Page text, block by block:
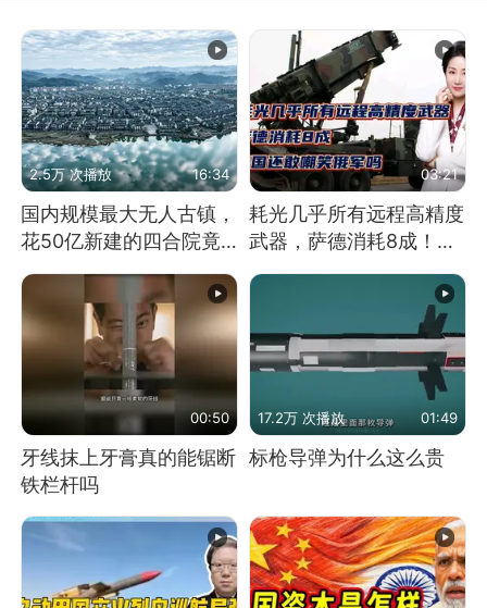
2.5万 次播放 16:34
国内规模最大无人古镇，
花50亿新建的四合院竟
03:21
耗光几乎所有远程高精度
武器，萨德消耗8成！美
00:50
牙线抹上牙膏真的能锯断
铁栏杆吗
17.2万 次播放 01:49
标枪导弹为什么这么贵